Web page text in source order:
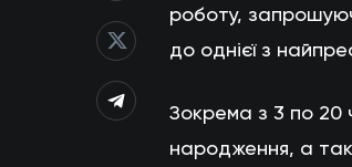
роботу,
до однієї з
Зокрема з 3 по 20
народження, а